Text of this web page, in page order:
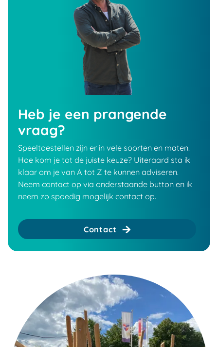
Heb je een prangende
vraag?
Speeltoestellen zijn er in vele soorten en maten.
Hoe kom je tot de juiste keuze? Uiteraard sta ik
klaar om je van A tot Z te kunnen adviseren.
Neem contact op via onderstaande button en ik
neem zo spoedig mogelijk contact op.
Contact